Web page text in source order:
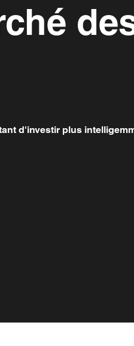
d'investir plus